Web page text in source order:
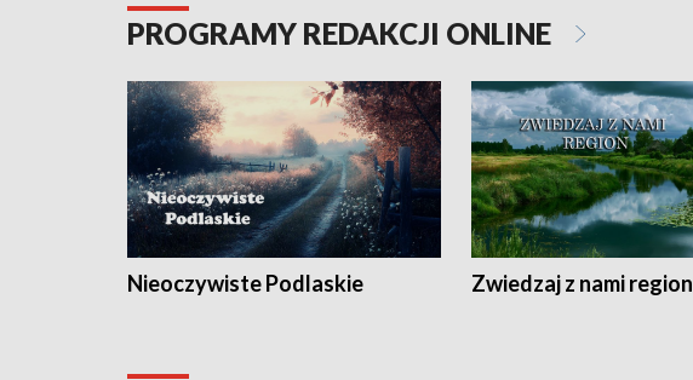
PROGRAMY REDAKCJI ONLINE
Nieoczywiste Podlaskie Zwiedzaj z nami region